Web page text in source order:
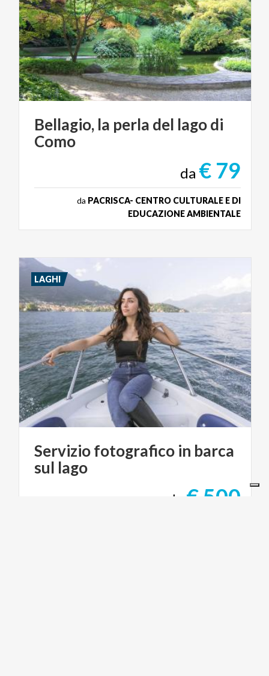
Bellagio, la perla del lagodi
Como
da € 79
da PACRISCA- CENTRO CULTURALE E DI
EDUCAZIONE AMBIENTALE
Serviziofotografico in barca
sul lago
da € 500
LAGHI